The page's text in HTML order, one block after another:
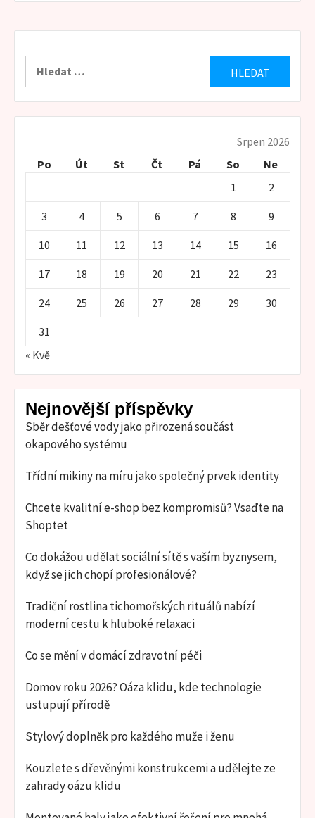
Srpen 2026
Po
Út St Čt Pá So
Ne
1
2
3 4 5 6 7 8 9
10 11 12 13 14 15 16
17 18 19 20 21 22 23
24 25 26 27 28 29 30
31
« Kvě
Nejnovější příspěvky
Sběr dešťové vody jako přirozená součást
okapového systému
Třídní mikiny na míru jako společný prvek identity
Chcete kvalitní e-shop bez kompromisů? Vsaďte na
Shoptet
Co dokážou udělat sociální sítě s vaším byznysem,
když se jich chopí profesionálové?
Tradiční rostlina tichomořských rituálů nabízí
moderní cestu k hluboké relaxaci
Co se mění v domácí zdravotní péči
Domov roku 2026? Oáza klidu, kde technologie
ustupují přírodě
Stylový doplněk pro každého muže i ženu
Kouzlete s dřevěnými konstrukcemi a udělejte ze
zahrady oázu klidu